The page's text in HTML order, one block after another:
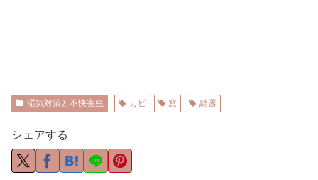
湿気対策と不快害虫 カビ 窓 結露
シェアする